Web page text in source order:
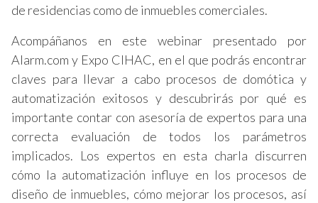
de residencias como de inmuebles comerciales.
Acompáñanos en este webinar presentado por
Alarm.com y Expo CIHAC, en el que podrás encontrar
claves para llevar a cabo procesos de domótica y
automatización exitosos y descubrirás por qué es
importante contar con asesoría de expertos para una
correcta evaluación de todos los parámetros
implicados. Los expertos en esta charla discurren
cómo la automatización influye en los procesos de
diseño de inmuebles, cómo mejorar los procesos, así